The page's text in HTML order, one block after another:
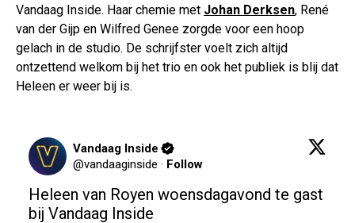
Vandaag Inside. Haar chemie met Johan Derksen, René
van der Gijp en Wilfred Genee zorgde voor een hoop
gelach in de studio. De schrijfster voelt zich altijd
ontzettend welkom bij het trio en ook het publiek is blij dat
Heleen er weer bij is.
Vandaag Inside
@vandaaginside · Follow
Heleen van Royen woensdagavond te gast